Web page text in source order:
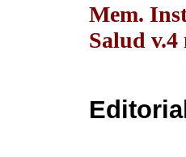
Mem.
Salud
Editorial